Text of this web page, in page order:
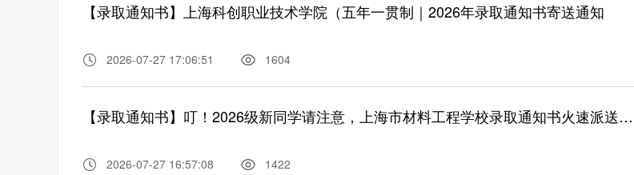
【录取通知书】上海科创职业技术学院（五年一贯制｜2026年录取通知书寄送通知
2026-07-27 17:06:51 1604
【录取通知书】叮！2026级新同学请注意，上海市材料工程学校录取通知书火速派送中！（自主招生批次）
2026-07-27 16:57:08 1422